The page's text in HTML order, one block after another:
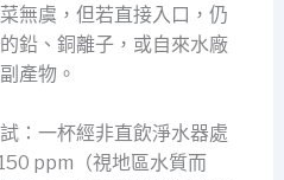
無虞，但若直接入口，仍
鉛、銅離子，或自來水廠
產物。
：一杯經非直飲淨水器處
ppm（視地區水質而